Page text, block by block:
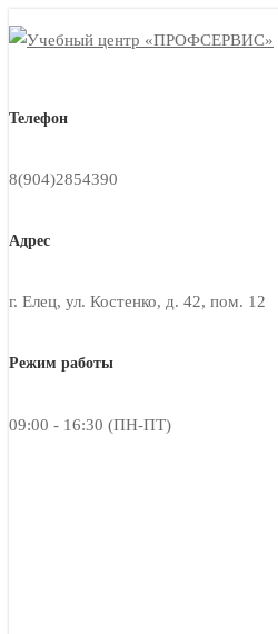
Телефон
8(904)2854390
Адрес
г. Елец, ул. Костенко, д. 42, пом. 12
Режим работы
09:00 - 16:30 (ПН-ПТ)